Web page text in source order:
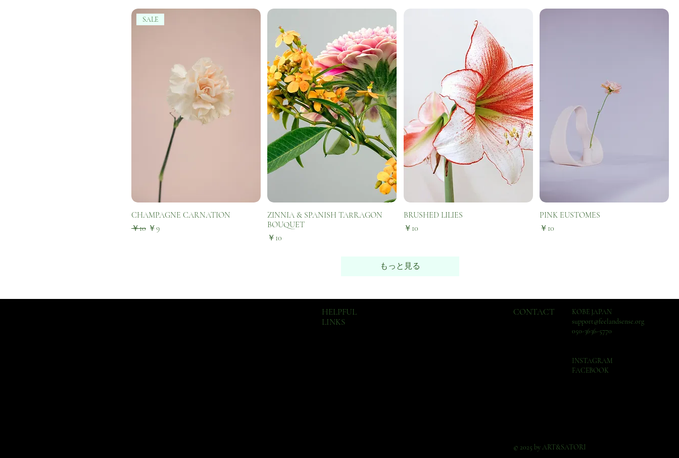
SALE
CHAMPAGNE CARNATION
通常価格
￥10 セール価格
￥9
ZINNIA & SPANISH TARRAGON
BOUQUET
価格
￥10
BRUSHED LILIES
価格
￥10
PINK EUSTOMES
価格
￥10
もっと見る
© 2025 by ART&SATORI
HELPFUL
LINKS
CONTACT
KOBE JAPAN
support@feelandsense.org
050-3636-5770
INSTAGRAM
FACEBOOK